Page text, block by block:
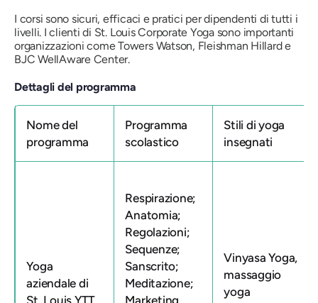
I corsi sono sicuri, efficaci e pratici per dipendenti di tutti i
livelli. I clienti di St. Louis Corporate Yoga sono importanti
organizzazioni come Towers Watson, Fleishman Hillard e
BJC WellAware Center.
Dettagli del programma
Nome del
programma
Programma
scolastico
Stili di yoga
insegnati
Yoga
aziendale di
St. Louis YTT
Respirazione;
Anatomia;
Regolazioni;
Sequenze; ​​
Sanscrito;
Meditazione;
Marketing
Vinyasa Yoga,
massaggio
yoga